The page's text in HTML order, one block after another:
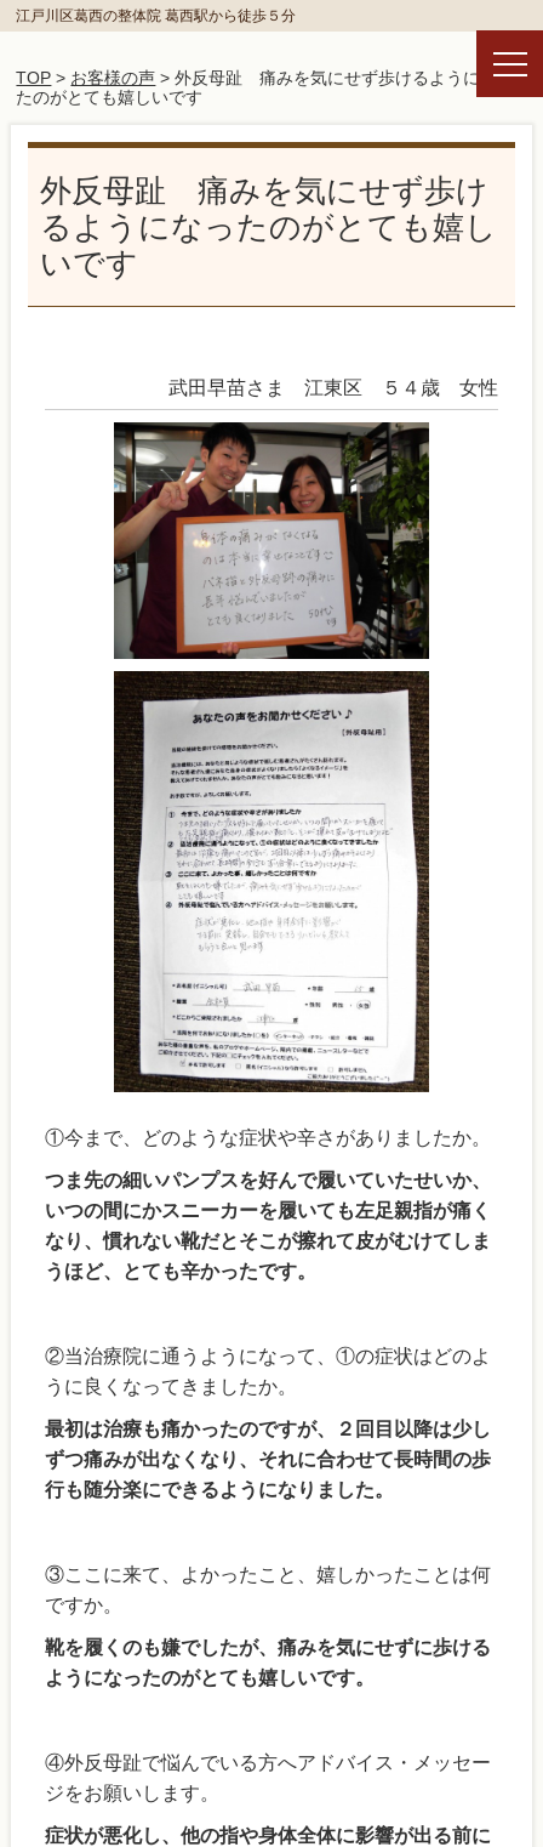
江戸川区葛西の整体院 葛西駅から徒歩５分
TOP > お客様の声 > 外反母趾 痛みを気にせず歩けるようになっ
たのがとても嬉しいです
外反母趾 痛みを気にせず歩け
るようになったのがとても嬉し
いです
武田早苗さま 江東区 ５４歳 女性
①今まで、どのような症状や辛さがありましたか。
つま先の細いパンプスを好んで履いていたせいか、
いつの間にかスニーカーを履いても左足親指が痛く
なり、慣れない靴だとそこが擦れて皮がむけてしま
うほど、とても辛かったです。
②当治療院に通うようになって、①の症状はどのよ
うに良くなってきましたか。
最初は治療も痛かったのですが、２回目以降は少し
ずつ痛みが出なくなり、それに合わせて長時間の歩
行も随分楽にできるようになりました。
③ここに来て、よかったこと、嬉しかったことは何
ですか。
靴を履くのも嫌でしたが、痛みを気にせずに歩ける
ようになったのがとても嬉しいです。
④外反母趾で悩んでいる方へアドバイス・メッセー
ジをお願いします。
症状が悪化し、他の指や身体全体に影響が出る前に